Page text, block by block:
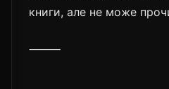
книги, але не може
⸻